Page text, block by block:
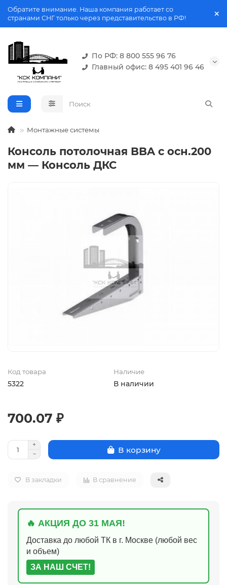
Обратите внимание. Наша компания работает со
странами СНГ только через представительство в РФ!
По РФ: 8 800 555 96 76
Главный офис: 8 495 401 96 46
Монтажные системы
Консоль потолочная BBA с осн.200
мм — Консоль ДКС
Код товара
5322
Наличие
В наличии
700.07 ₽
В корзину
В закладки В сравнение
🔥 АКЦИЯ ДО 31 МАЯ!
Доставка до любой ТК в г. Москве (любой вес
и объем)
ЗА НАШ СЧЕТ!